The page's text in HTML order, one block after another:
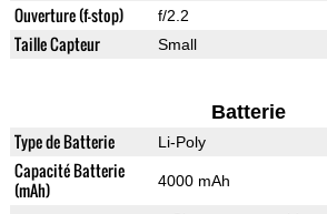
Ouverture (f-stop) f/2.2
Taille Capteur Small
Batterie
Type de Batterie Li-Poly
Capacité Batterie
(mAh)
4000 mAh